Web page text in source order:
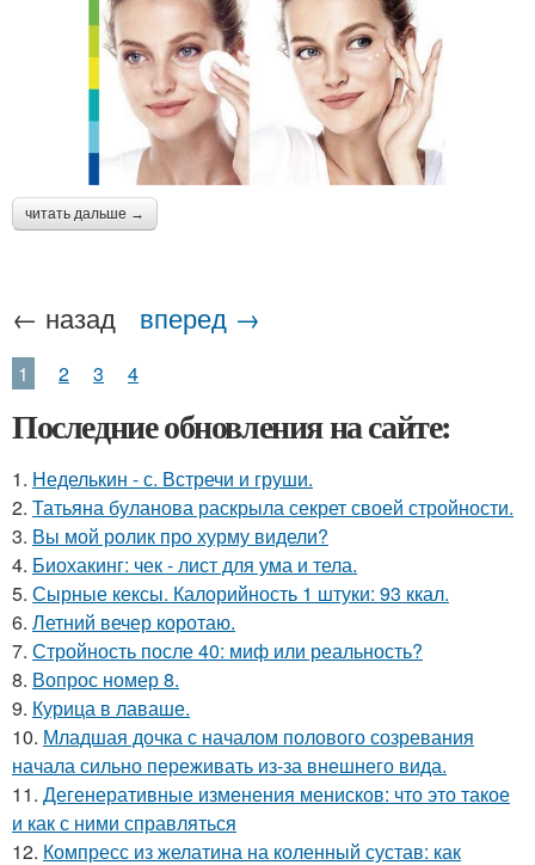
читать дальше →
← назад вперед →
1 2 3 4
Последние обновления на сайте:
1. Неделькин - с. Встречи и груши.
2. Татьяна буланова раскрыла секрет своей стройности.
3. Вы мой ролик про хурму видели?
4. Биохакинг: чек - лист для ума и тела.
5. Сырные кексы. Калорийность 1 штуки: 93 ккал.
6. Летний вечер коротаю.
7. Стройность после 40: миф или реальность?
8. Вопрос номер 8.
9. Курица в лаваше.
10. Младшая дочка с началом полового созревания
начала сильно переживать из-за внешнего вида.
11. Дегенеративные изменения менисков: что это такое
и как с ними справляться
12. Компресс из желатина на коленный сустав: как